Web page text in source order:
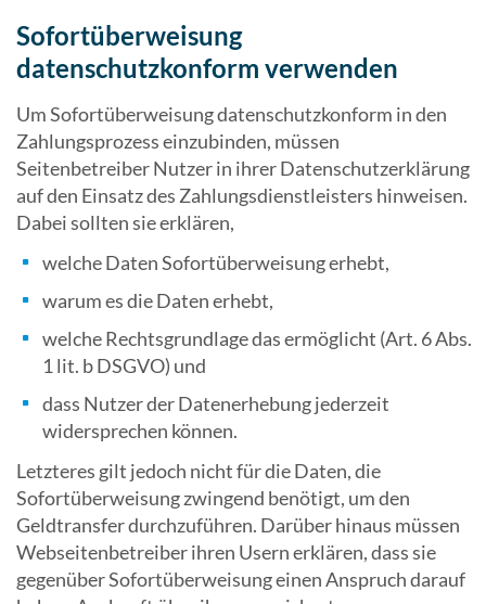
Sofortüberweisung
datenschutzkonform verwenden
Um Sofortüberweisung datenschutzkonform in den
Zahlungsprozess einzubinden, müssen
Seitenbetreiber Nutzer in ihrer Datenschutzerklärung
auf den Einsatz des Zahlungsdienstleisters hinweisen.
Dabei sollten sie erklären,
welche Daten Sofortüberweisung erhebt,
warum es die Daten erhebt,
welche Rechtsgrundlage das ermöglicht (Art. 6 Abs.
1 lit. b DSGVO) und
dass Nutzer der Datenerhebung jederzeit
widersprechen können.
Letzteres gilt jedoch nicht für die Daten, die
Sofortüberweisung zwingend benötigt, um den
Geldtransfer durchzuführen. Darüber hinaus müssen
Webseitenbetreiber ihren Usern erklären, dass sie
gegenüber Sofortüberweisung einen Anspruch darauf